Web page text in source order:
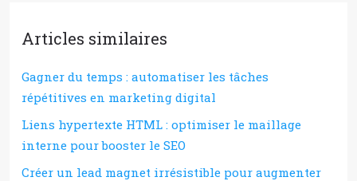
Articles similaires
Gagner du temps : automatiser les tâches
répétitives en marketing digital
Liens hypertexte HTML : optimiser le maillage
interne pour booster le SEO
Créer un lead magnet irrésistible pour augmenter